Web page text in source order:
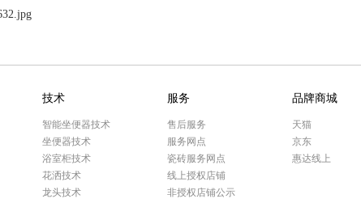
技术
智能坐便器技术
坐便器技术
浴室柜技术
花洒技术
龙头技术
服务
售后服务
服务网点
瓷砖服务网点
线上授权店铺
非授权店铺公示
品牌商城
天猫
京东
惠达线上